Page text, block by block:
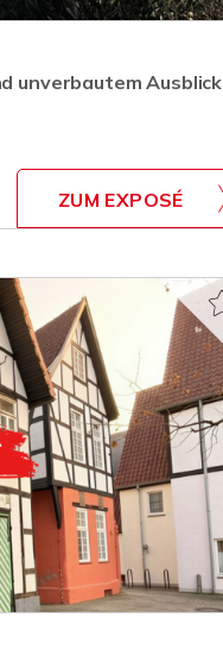
unverbautem Ausblick
ZUM EXPOSÉ